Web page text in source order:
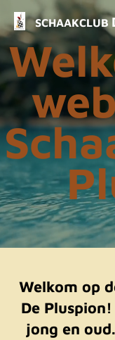
Ga
direct
naar
de
SCHAAKCLUB
Welkom op
De
jong en